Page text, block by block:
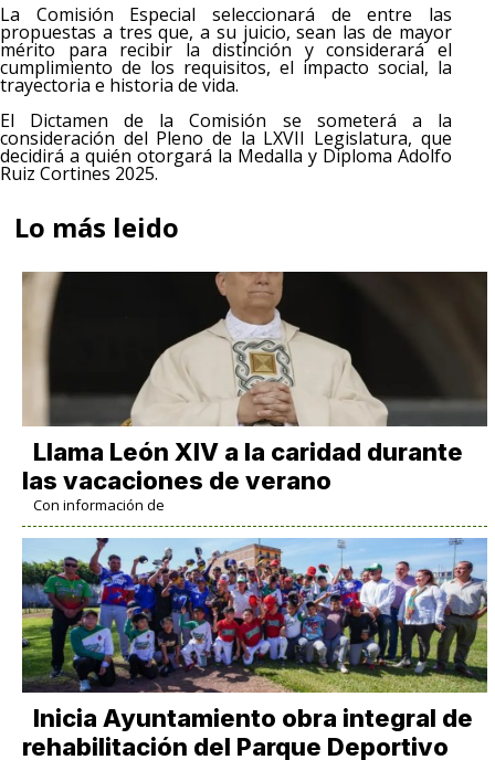
La Comisión Especial seleccionará de entre las
propuestas a tres que, a su juicio, sean las de mayor
mérito para recibir la distinción y considerará el
cumplimiento de los requisitos, el impacto social, la
trayectoria e historia de vida.
El Dictamen de la Comisión se someterá a la
consideración del Pleno de la LXVII Legislatura, que
decidirá a quién otorgará la Medalla y Diploma Adolfo
Ruiz Cortines 2025.
Lo más leido
Llama León XIV a la caridad durante
las vacaciones de verano
Con información de
Inicia Ayuntamiento obra integral de
rehabilitación del Parque Deportivo